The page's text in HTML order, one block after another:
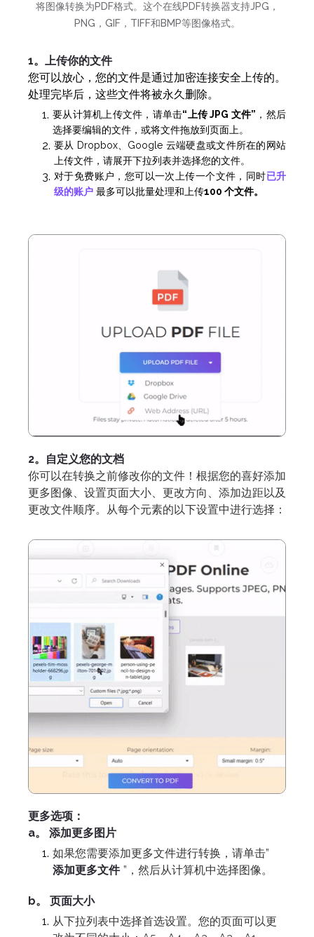
将图像转换为PDF格式。这个在线PDF转换器支持JPG，
PNG，GIF，TIFF和BMP等图像格式。
1。上传你的文件
您可以放心，您的文件是通过加密连接安全上传的。
处理完毕后，这些文件将被永久删除。
要从计算机上传文件，请单击“上传 JPG 文件” ，然后
选择要编辑的文件，或将文件拖放到页面上。
要从 Dropbox、Google 云端硬盘或文件所在的网站
上传文件，请展开下拉列表并选择您的文件。
对于免费账户，您可以一次上传一个文件，同时已升
级的账户 最多可以批量处理和上传100 个文件。
2。自定义您的文档
你可以在转换之前修改你的文件！根据您的喜好添加
更多图像、设置页面大小、更改方向、添加边距以及
更改文件顺序。从每个元素的以下设置中进行选择：
更多选项：
a。 添加更多图片
如果您需要添加更多文件进行转换，请单击”
添加更多文件 ”，然后从计算机中选择图像。
b。 页面大小
从下拉列表中选择首选设置。您的页面可以更